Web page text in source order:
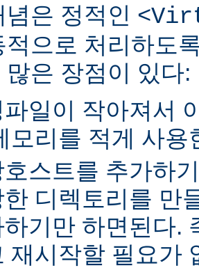
념은 정적인
적으로 처리하도
많은 장점이 있다:
일이 작아져서
모리를 적게 사용
호스트를 추가하
한 디렉토리를 만
하기만 하면된다.
재시작할 필요가